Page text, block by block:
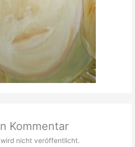
Kommentar
nicht veröffentlicht.